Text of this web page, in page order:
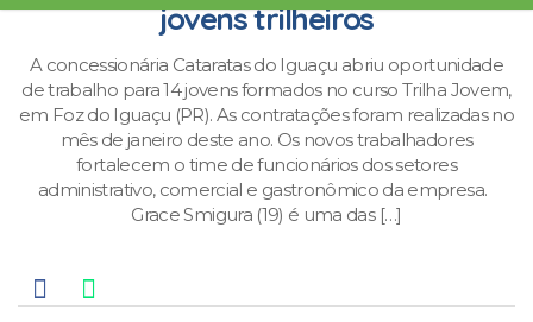
jovens trilheiros
A concessionária Cataratas do Iguaçu abriu oportunidade
de trabalho para 14 jovens formados no curso Trilha Jovem,
em Foz do Iguaçu (PR). As contratações foram realizadas no
mês de janeiro deste ano. Os novos trabalhadores
fortalecem o time de funcionários dos setores
administrativo, comercial e gastronômico da empresa.
Grace Smigura (19) é uma das […]